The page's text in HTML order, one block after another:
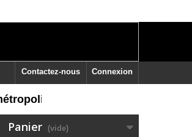
Connexion
Contactez-nous
Panier (vide)
dès 60 euros d'achat,